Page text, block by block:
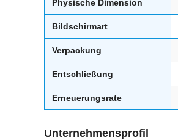
Physische Dimension
Bildschirmart
Verpackung
Entschließung
Erneuerungsrate
Unternehmensprofil